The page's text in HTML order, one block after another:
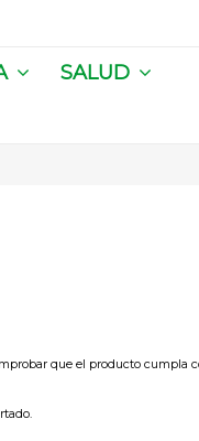
SALUD
que el producto cumpla